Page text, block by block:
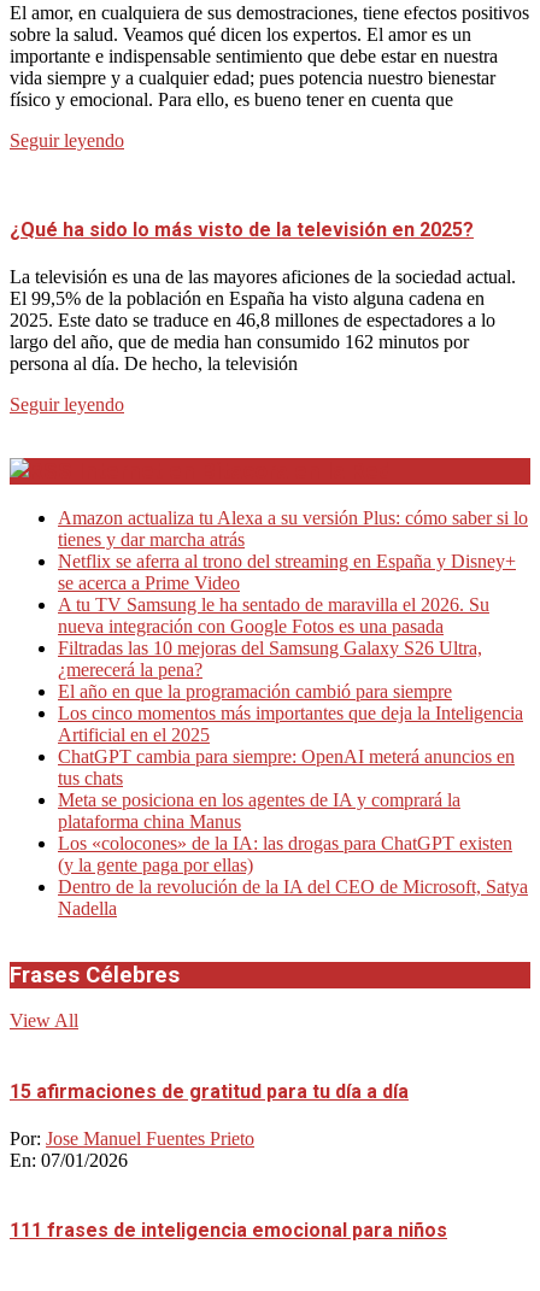
El amor, en cualquiera de sus demostraciones, tiene efectos positivos
sobre la salud. Veamos qué dicen los expertos. El amor es un
importante e indispensable sentimiento que debe estar en nuestra
vida siempre y a cualquier edad; pues potencia nuestro bienestar
físico y emocional. Para ello, es bueno tener en cuenta que
Seguir leyendo
¿Qué ha sido lo más visto de la televisión en 2025?
La televisión es una de las mayores aficiones de la sociedad actual.
El 99,5% de la población en España ha visto alguna cadena en
2025. Este dato se traduce en 46,8 millones de espectadores a lo
largo del año, que de media han consumido 162 minutos por
persona al día. De hecho, la televisión
Seguir leyendo
Amazon actualiza tu Alexa a su versión Plus: cómo saber si lo
tienes y dar marcha atrás
Netflix se aferra al trono del streaming en España y Disney+
se acerca a Prime Video
A tu TV Samsung le ha sentado de maravilla el 2026. Su
nueva integración con Google Fotos es una pasada
Filtradas las 10 mejoras del Samsung Galaxy S26 Ultra,
¿merecerá la pena?
El año en que la programación cambió para siempre
Los cinco momentos más importantes que deja la Inteligencia
Artificial en el 2025
ChatGPT cambia para siempre: OpenAI meterá anuncios en
tus chats
Meta se posiciona en los agentes de IA y comprará la
plataforma china Manus
Los «colocones» de la IA: las drogas para ChatGPT existen
(y la gente paga por ellas)
Dentro de la revolución de la IA del CEO de Microsoft, Satya
Nadella
Frases Célebres
View All
15 afirmaciones de gratitud para tu día a día
Por: Jose Manuel Fuentes Prieto
En: 07/01/2026
111 frases de inteligencia emocional para niños